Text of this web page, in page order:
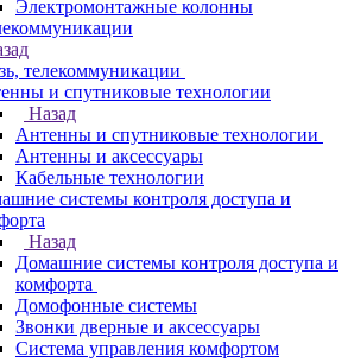
Электромонтажные колонны
телекоммуникации
и спутниковые технологии
Назад
Антенны и спутниковые технологии
Антенны и аксессуары
Кабельные технологии
системы контроля доступа и
Назад
Домашние системы контроля доступа и
комфорта
Домофонные системы
Звонки дверные и аксессуары
Система управления комфортом